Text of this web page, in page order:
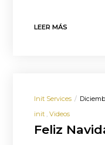
LEER MÁS
Init Services
init
Videos
Feliz